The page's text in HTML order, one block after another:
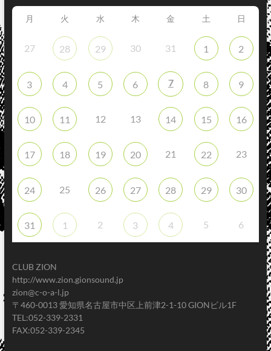
月 火 水 木 金 土 日
27 28 29 30 31 1 2
3 4 5 6 7 8 9
10 11 12 13 14 15 16
17 18 19 20 21 22 23
24 25 26 27 28 29 30
31 1 2 3 4 5 6
CLUB ZION
http://www.zion.gionsound.jp
zion@c-o-a-l.jp
〒460-0013 愛知県名古屋市中区上前津2-1-10 GIONビル1F
TEL:052-339-2331
FAX:052-339-2345